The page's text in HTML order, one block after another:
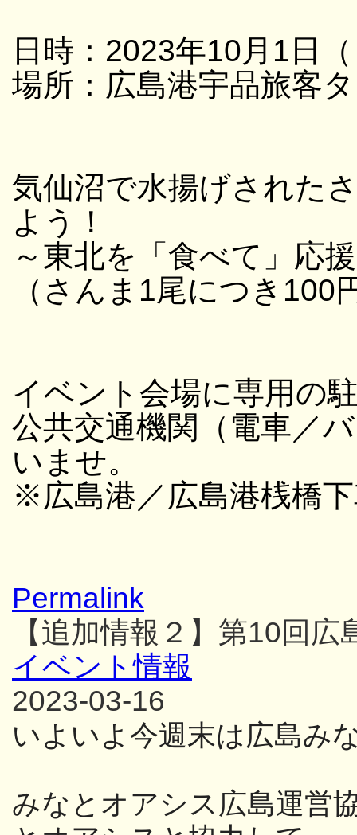
日時：2023年10月1日
場所：広島港宇品旅客
気仙沼で水揚げされた
よう！
～東北を「食べて」応
（さんま1尾につき
イベント会場に専用の
公共交通機関（電車／
いませ。
※広島港／広島港桟橋
Permalink
【追加情報２】第10回
イベント情報
2023-03-16
いよいよ今週末は広島み
みなとオアシス広島運営